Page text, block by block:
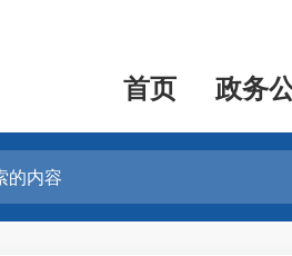
首页 政务